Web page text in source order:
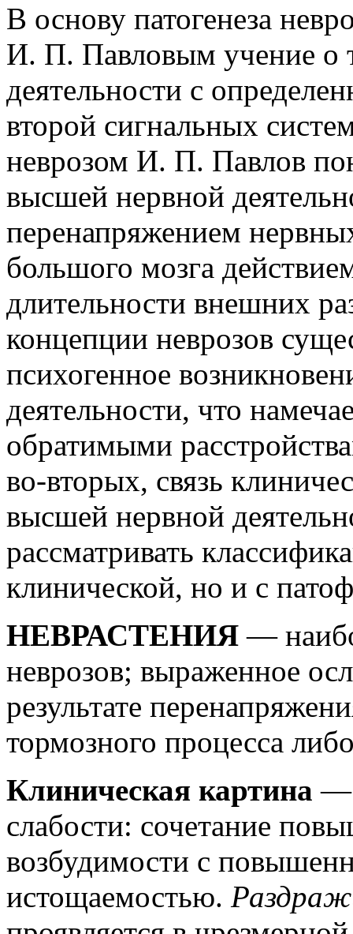
В основу патогенеза
И. П. Павловым учение о
деятельности с
второй сигнальных
неврозом И. П. Павлов
высшей нервной
перенапряжением
большого мозга
длительности внешних
концепции неврозов
психогенное
деятельности, что
обратимыми
во-вторых, связь
высшей нервной
рассматривать
клинической, но и с
НЕВРАСТЕНИЯ —
неврозов; выраженное
результате
тормозного процесса
Клиническая картина —
слабости: сочетание
возбудимости с
истощаемостью.